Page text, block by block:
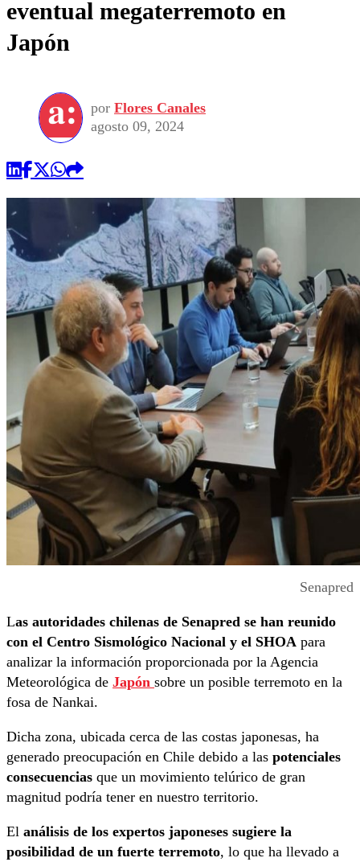
eventual megaterremoto en
Japón
por Flores Canales
agosto 09, 2024
Senapred
Las autoridades chilenas de Senapred se han reunido
con el Centro Sismológico Nacional y el SHOA para
analizar la información proporcionada por la Agencia
Meteorológica de Japón sobre un posible terremoto en la
fosa de Nankai.
Dicha zona, ubicada cerca de las costas japonesas, ha
generado preocupación en Chile debido a las potenciales
consecuencias que un movimiento telúrico de gran
magnitud podría tener en nuestro territorio.
El análisis de los expertos japoneses sugiere la
posibilidad de un fuerte terremoto, lo que ha llevado a